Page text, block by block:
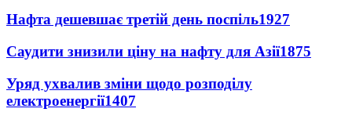
Нафта дешевшає третій день поспіль1927
Саудити знизили ціну на нафту для Азії1875
Уряд ухвалив зміни щодо розподілу
електроенергії1407